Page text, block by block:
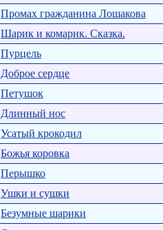
Промах гражданина Лошакова
Шарик и комарик. Сказка.
Пурцель
Доброе сердце
Петушок
Длинный нос
Усатый крокодил
Божья коровка
Перышко
Ушки и сушки
Безумные шарики